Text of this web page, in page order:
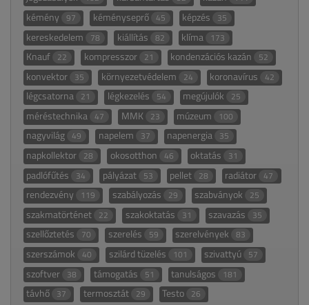
kémény 97 kéményseprő 45 képzés 35
kereskedelem 78 kiállítás 82 klíma 173
Knauf 22 kompresszor 21 kondenzációs kazán 52
konvektor 35 környezetvédelem 24 koronavírus 42
légcsatorna 21 légkezelés 54 megújulók 25
méréstechnika 47 MMK 23 múzeum 100
nagyvilág 49 napelem 37 napenergia 35
napkollektor 28 okosotthon 46 oktatás 31
padlófűtés 34 pályázat 53 pellet 28 radiátor 47
rendezvény 119 szabályozás 29 szabványok 25
szakmatörténet 22 szakoktatás 31 szavazás 35
szellőztetés 70 szerelés 59 szerelvények 83
szerszámok 40 szilárd tüzelés 101 szivattyú 57
szoftver 38 támogatás 51 tanulságos 181
távhő 37 termosztát 29 Testo 26